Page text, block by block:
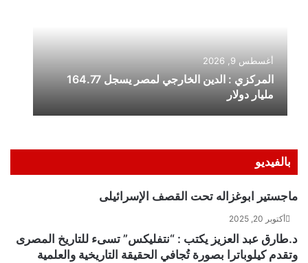
بالفيديو
ماجستير ابوغزاله تحت القصف الإسرائيلى
أكتوبر 20, 2025
د.طارق عبد العزيز يكتب : “نتفليكس” تسىء للتاريخ المصرى
وتقدم كيلوباترا بصورة تُجافي الحقيقة التاريخية والعلمية